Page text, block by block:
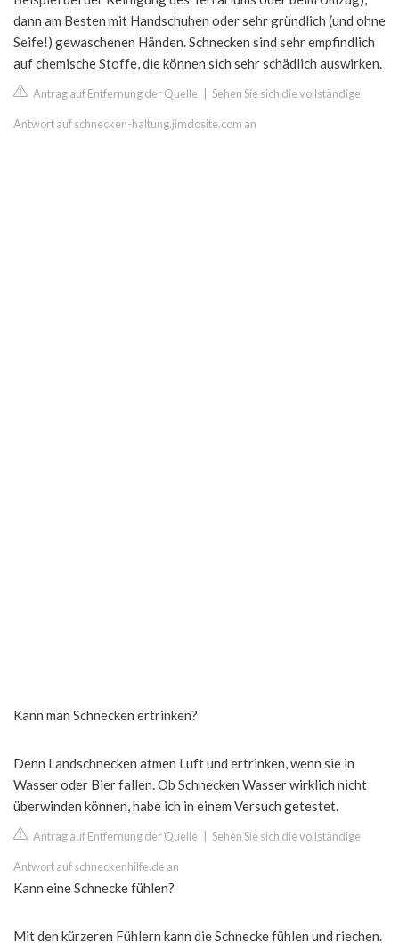
dann am Besten mit Handschuhen oder sehr gründlich (und ohne
Seife!) gewaschenen Händen. Schnecken sind sehr empfindlich
auf chemische Stoffe, die können sich sehr schädlich auswirken.
Antrag auf Entfernung der Quelle Sehen Sie sich die vollständige
Antwort auf schnecken-haltung.jimdosite.com an
Kann man Schnecken ertrinken?
Denn Landschnecken atmen Luft und ertrinken, wenn sie in
Wasser oder Bier fallen. Ob Schnecken Wasser wirklich nicht
überwinden können, habe ich in einem Versuch getestet.
Antrag auf Entfernung der Quelle Sehen Sie sich die vollständige
Antwort auf schneckenhilfe.de an
Kann eine Schnecke fühlen?
Mit den kürzeren Fühlern kann die Schnecke fühlen und riechen.